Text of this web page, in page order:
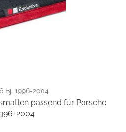
Bj. 1996-2004
passend für Porsche
2004